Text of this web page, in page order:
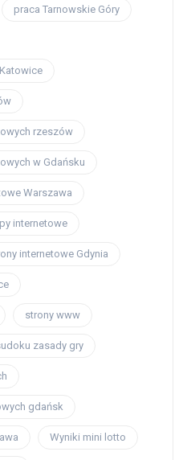
praca Tarnowskie Góry
rzeszów
w Gdańsku
Warszawa
internetowe
internetowe Gdynia
strony www
zasady gry
gdańsk
Wyniki mini lotto